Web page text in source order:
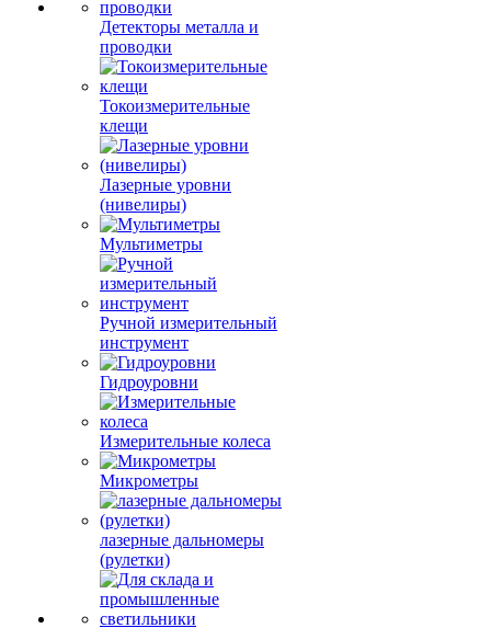
Детекторы металла и
проводки
Токоизмерительные
клещи
Лазерные уровни
(нивелиры)
Мультиметры
Ручной измерительный
инструмент
Гидроуровни
Измерительные колеса
Микрометры
лазерные дальномеры
(рулетки)